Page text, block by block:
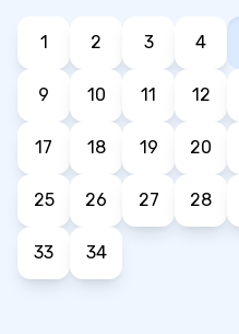
1 2 3 4
9 10 11 12
17 18 19 20
25 26 27 28
33 34